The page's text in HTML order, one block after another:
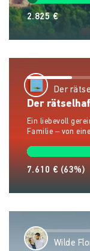
2.825 €
Der
Der
Ein liebevoll
Familie – von
7.610 € (63%)
Wilde